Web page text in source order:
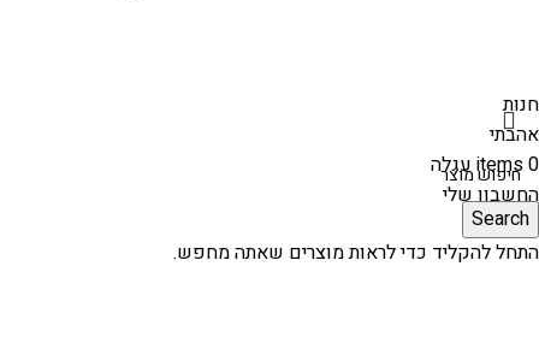
Search
התחל להקליד כדי לראות מוצרים שאתה מחפש.
חנות
אהבתי
0
itemsעגלה
החשבון שלי